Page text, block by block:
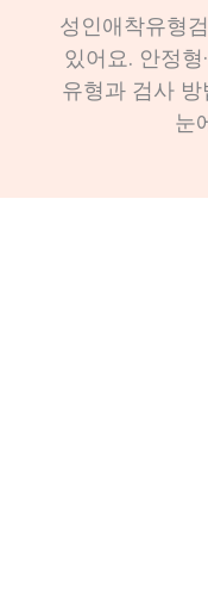
성인애착유형
있어요. 안정형
유형과 검사
눈